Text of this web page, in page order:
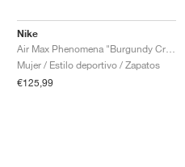
Nike
Mujer / Estilo deportivo / Zapatos
€125,99